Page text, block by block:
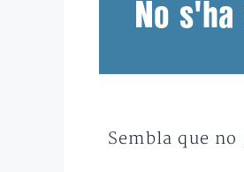
No
Sembla que